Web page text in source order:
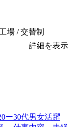
場 / 交替制
詳細を表示